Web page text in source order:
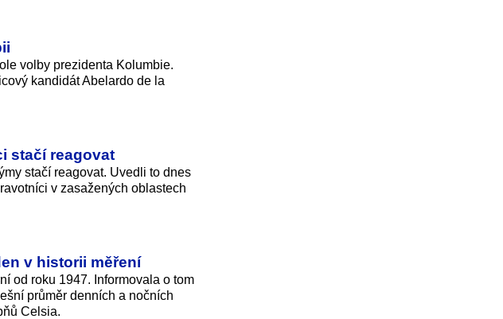
volby prezidenta Kolumbie.
kandidát Abelardo de la
stačí reagovat
stačí reagovat. Uvedli to dnes
v zasažených oblastech
v historii měření
od roku 1947. Informovala o tom
průměr denních a nočních
Celsia.